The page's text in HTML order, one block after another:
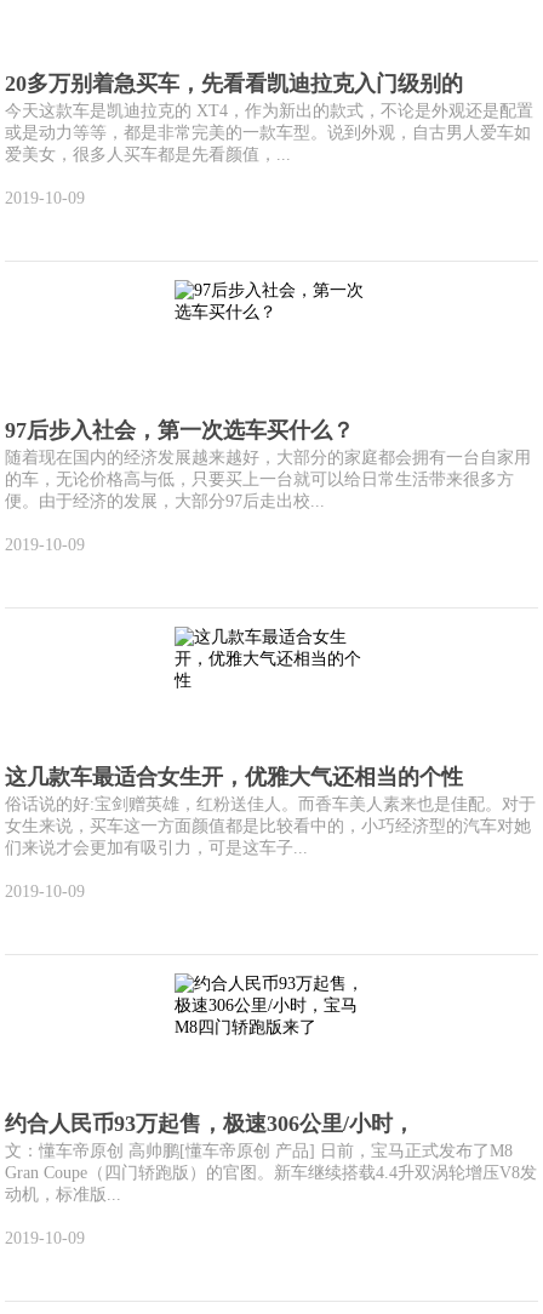
20多万别着急买车，先看看凯迪拉克入门级别的
今天这款车是凯迪拉克的 XT4，作为新出的款式，不论是外观还是配置
或是动力等等，都是非常完美的一款车型。说到外观，自古男人爱车如
爱美女，很多人买车都是先看颜值，...
2019-10-09
97后步入社会，第一次选车买什么？
随着现在国内的经济发展越来越好，大部分的家庭都会拥有一台自家用
的车，无论价格高与低，只要买上一台就可以给日常生活带来很多方
便。由于经济的发展，大部分97后走出校...
2019-10-09
这几款车最适合女生开，优雅大气还相当的个性
俗话说的好:宝剑赠英雄，红粉送佳人。而香车美人素来也是佳配。对于
女生来说，买车这一方面颜值都是比较看中的，小巧经济型的汽车对她
们来说才会更加有吸引力，可是这车子...
2019-10-09
约合人民币93万起售，极速306公里/小时，
文：懂车帝原创 高帅鹏[懂车帝原创 产品] 日前，宝马正式发布了M8
Gran Coupe（四门轿跑版）的官图。新车继续搭载4.4升双涡轮增压V8发
动机，标准版...
2019-10-09